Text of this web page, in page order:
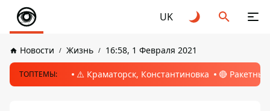
UK
Новости Жизнь 16:58, 1 Февраля 2021
ТОПТЕМЫ: ⚠️ Краматорск, Константиновка 🔴